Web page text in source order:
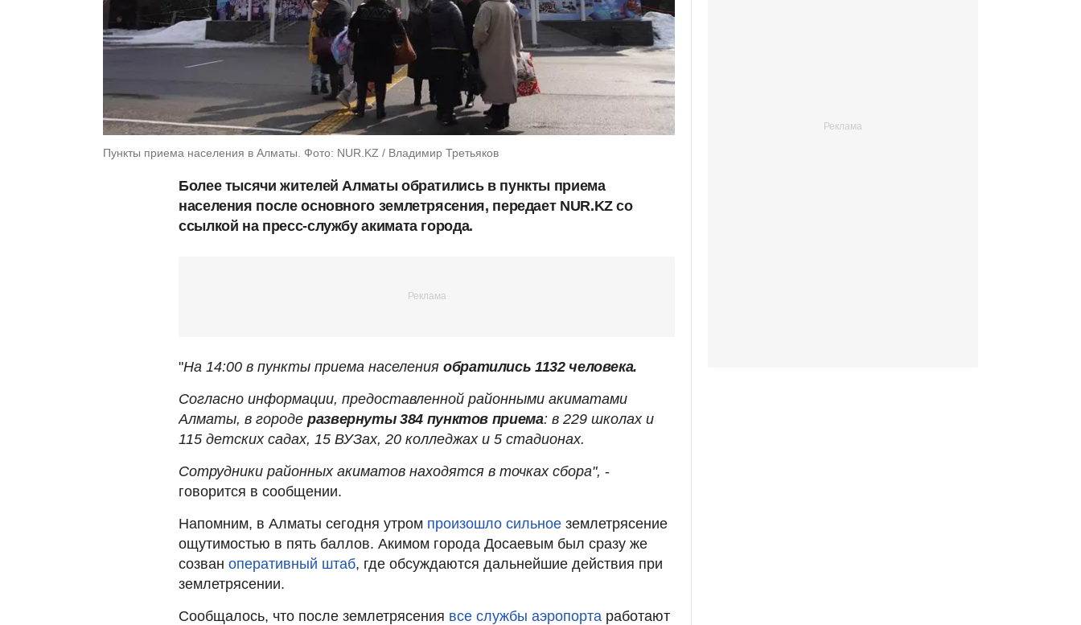
Пункты приема населения в Алматы. Фото: NUR.KZ / Владимир Третьяков
Более тысячи жителей Алматы обратились в пункты приема
населения после основного землетрясения, передает NUR.KZ со
ссылкой на пресс-службу акимата города.
"На 14:00 в пункты приема населения обратились 1132 человека.
Согласно информации, предоставленной районными акиматами
Алматы, в городе развернуты 384 пунктов приема: в 229 школах и
115 детских садах, 15 ВУЗах, 20 колледжах и 5 стадионах.
Сотрудники районных акиматов находятся в точках сбора", -
говорится в сообщении.
Напомним, в Алматы сегодня утром произошло сильное землетрясение
ощутимостью в пять баллов. Акимом города Досаевым был сразу же
созван оперативный штаб, где обсуждаются дальнейшие действия при
землетрясении.
Сообщалось, что после землетрясения все службы аэропорта работают